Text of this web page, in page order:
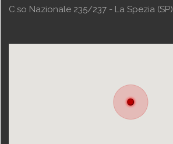
C.so Nazionale 235/237 - La Spezia (SP)